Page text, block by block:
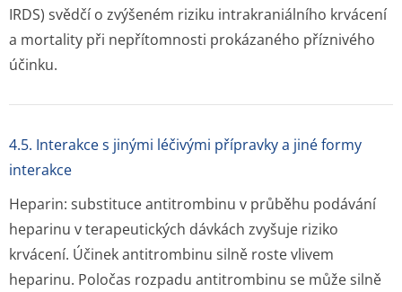
IRDS) svědčí o zvýšeném riziku intrakraniálního krvácení
a mortality při nepřítomnosti prokázaného příznivého
účinku.
4.5. Interakce s jinými léčivými přípravky a jiné formy
interakce
Heparin: substituce antitrombinu v průběhu podávání
heparinu v terapeutických dávkách zvyšuje riziko
krvácení. Účinek antitrombinu silně roste vlivem
heparinu. Poločas rozpadu antitrombinu se může silně